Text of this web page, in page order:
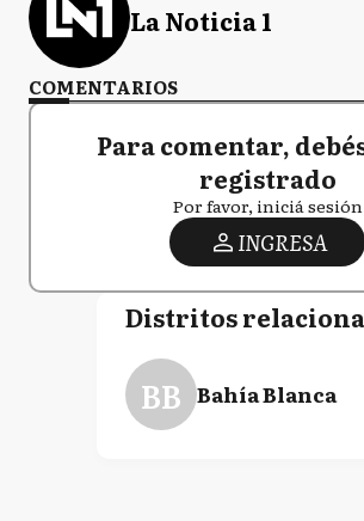
La Noticia 1
COMENTARIOS
Para comentar,
registrado
Por favor, iniciá sesión
INGRESA
Distritos
BB Bahía Blanca